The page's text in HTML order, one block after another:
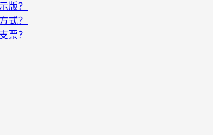
版？
式？
票？